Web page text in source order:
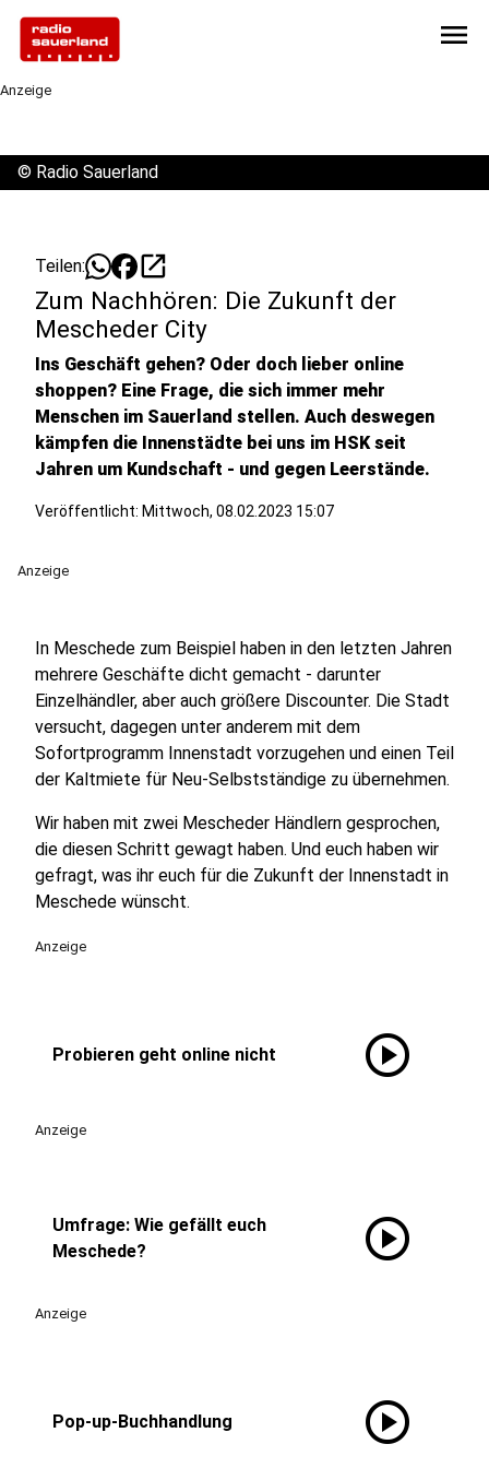
menu
Anzeige
© Radio Sauerland
Teilen: open_in_new
Zum Nachhören: Die Zukunft der
Mescheder City
Ins Geschäft gehen? Oder doch lieber online
shoppen? Eine Frage, die sich immer mehr
Menschen im Sauerland stellen. Auch deswegen
kämpfen die Innenstädte bei uns im HSK seit
Jahren um Kundschaft - und gegen Leerstände.
Veröffentlicht: Mittwoch, 08.02.2023 15:07
Anzeige
In Meschede zum Beispiel haben in den letzten Jahren
mehrere Geschäfte dicht gemacht - darunter
Einzelhändler, aber auch größere Discounter. Die Stadt
versucht, dagegen unter anderem mit dem
Sofortprogramm Innenstadt vorzugehen und einen Teil
der Kaltmiete für Neu-Selbstständige zu übernehmen.
Wir haben mit zwei Mescheder Händlern gesprochen,
die diesen Schritt gewagt haben. Und euch haben wir
gefragt, was ihr euch für die Zukunft der Innenstadt in
Meschede wünscht.
Anzeige
Probieren geht online nicht play_circle
Anzeige
Umfrage: Wie gefällt euch
Meschede?
play_circle
Anzeige
Pop-up-Buchhandlung play_circle